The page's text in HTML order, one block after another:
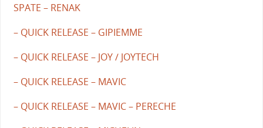
SPATE – RENAK
– QUICK RELEASE – GIPIEMME
– QUICK RELEASE – JOY / JOYTECH
– QUICK RELEASE – MAVIC
– QUICK RELEASE – MAVIC – PERECHE